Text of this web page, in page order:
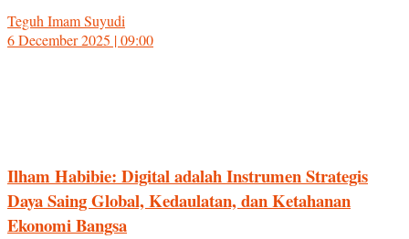
Teguh Imam Suyudi
6 December 2025 | 09:00
Ilham Habibie: Digital adalah Instrumen Strategis
Daya Saing Global, Kedaulatan, dan Ketahanan
Ekonomi Bangsa